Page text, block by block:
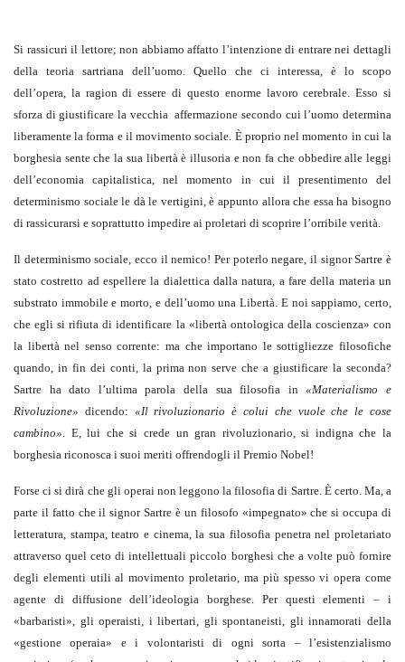
Si rassicuri il lettore; non abbiamo affatto l’intenzione di entrare nei dettagli
della teoria sartriana dell’uomo. Quello che ci interessa, è lo scopo
dell’opera, la ragion di essere di questo enorme lavoro cerebrale. Esso si
sforza di giustificare la vecchia affermazione secondo cui l’uomo determina
liberamente la forma e il movimento sociale. È proprio nel momento in cui la
borghesia sente che la sua libertà è illusoria e non fa che obbedire alle leggi
dell’economia capitalistica, nel momento in cui il presentimento del
determinismo sociale le dà le vertigini, è appunto allora che essa ha bisogno
di rassicurarsi e soprattutto impedire ai proletari di scoprire l’orribile verità.
Il determinismo sociale, ecco il nemico! Per poterlo negare, il signor Sartre è
stato costretto ad espellere la dialettica dalla natura, a fare della materia un
substrato immobile e morto, e dell’uomo una Libertà. E noi sappiamo, certo,
che egli si rifiuta di identificare la «libertà ontologica della coscienza» con
la libertà nel senso corrente: ma che importano le sottigliezze filosofiche
quando, in fin dei conti, la prima non serve che a giustificare la seconda?
Sartre ha dato l’ultima parola della sua filosofia in«Materialismo e
Rivoluzione» dicendo: «Il rivoluzionario è colui che vuole che le cose
cambino». E, lui che si crede un gran rivoluzionario, si indigna che la
borghesia riconosca i suoi meriti offrendogli il Premio Nobel!
Forse ci si dirà che gli operai non leggono la filosofia di Sartre. È certo. Ma, a
parte il fatto che il signor Sartre è un filosofo «impegnato» che si occupa di
letteratura, stampa, teatro e cinema, la sua filosofia penetra nel proletariato
attraverso quel ceto di intellettuali piccolo borghesi che a volte può fornire
degli elementi utili al movimento proletario, ma più spesso vi opera come
agente di diffusione dell’ideologia borghese. Per questi elementi – i
«barbaristi», gli operaisti, i libertari, gli spontaneisti, gli innamorati della
«gestione operaia» e i volontaristi di ogni sorta – l’esistenzialismo